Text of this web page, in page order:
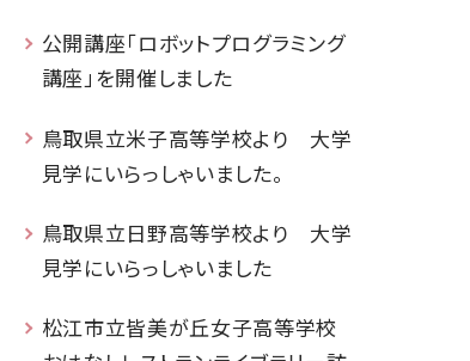
公開講座「ロボットプログラミング
講座」を開催しました
鳥取県立米子高等学校より 大学
見学にいらっしゃいました。
鳥取県立日野高等学校より 大学
見学にいらっしゃいました
松江市立皆美が丘女子高等学校